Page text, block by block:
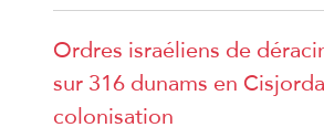
Ordres israéliens de
sur 316 dunams en
colonisation